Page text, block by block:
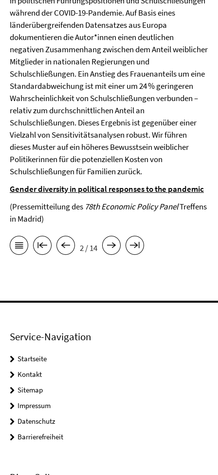
während der COVID-19-Pandemie. Auf Basis eines
länderübergreifenden Datensatzes aus Europa
dokumentieren die Autor*innen einen deutlichen
negativen Zusammenhang zwischen dem Anteil weiblicher
Mitglieder in nationalen Regierungen und
Schulschließungen. Ein Anstieg des Frauenanteils um eine
Standardabweichung ist mit einer um 24 % geringeren
Wahrscheinlichkeit von Schulschließungen verbunden –
relativ zum durchschnittlichen Anteil an
Schulschließungen. Dieses Ergebnis ist gegenüber einer
Vielzahl von Sensitivitätsanalysen robust. Wir führen
dieses Muster auf ein höheres Bewusstsein weiblicher
Politikerinnen für die potenziellen Kosten von
Schulschließungen für Familien zurück.
Gender diversity in political responses to the pandemic
(Pressemitteilung des 78th Economic Policy PanelTreffens
in Madrid)
2 / 14
Service-Navigation
Startseite
Kontakt
Sitemap
Impressum
Datenschutz
Barrierefreiheit